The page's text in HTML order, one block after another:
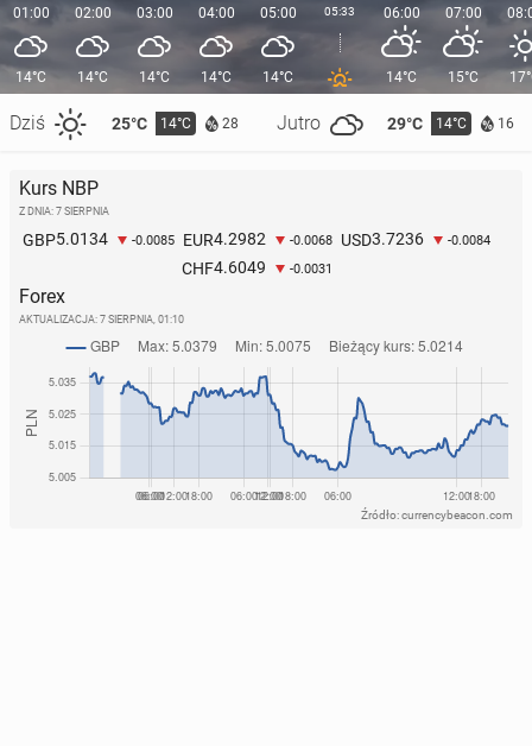
01:00
14°C
Dziś 25°C 14°C 28 Jutro 29°C 14°C 16
02:00
14°C
03:00
14°C
04:00
14°C
05:00
14°C
05:33 06:00
14°C
07:00
15°C
Kurs NBP
Z DNIA: 7 SIERPNIA
GBP5.0134 -0.0085 EUR4.2982 -0.0068 USD3.7236 -0.0084
CHF4.6049 -0.0031
Forex
AKTUALIZACJA: 7 SIERPNIA, 01:10
Źródło: currencybeacon.com